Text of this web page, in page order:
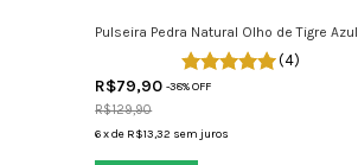
Pulseira Pedra Natural Olho de Tigre Azul
(4)
R$79,90-38% OFF
R$129,90
6xde R$13,32 sem juros